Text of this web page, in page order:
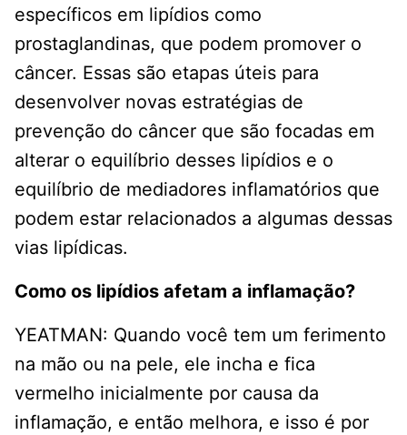
específicos em lipídios como
prostaglandinas, que podem promover o
câncer. Essas são etapas úteis para
desenvolver novas estratégias de
prevenção do câncer que são focadas em
alterar o equilíbrio desses lipídios e o
equilíbrio de mediadores inflamatórios que
podem estar relacionados a algumas dessas
vias lipídicas.
Como os lipídios afetam a inflamação?
YEATMAN: Quando você tem um ferimento
na mão ou na pele, ele incha e fica
vermelho inicialmente por causa da
inflamação, e então melhora, e isso é por